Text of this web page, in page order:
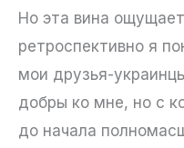
Но эта вина
ретроспективно я
мои друзья-
добры ко мне, но с
до начала